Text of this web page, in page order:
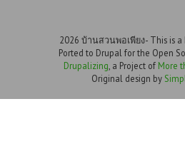
2026 บ้านสวนพอเพียง- This is a
Ported to Drupal for the Open
Drupalizing , a Project of More
Original design by